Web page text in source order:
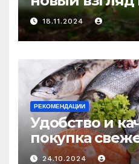
психоделику
18.11.2024
РЕКОМЕНДАЦИИ
Удобство и
покупка
рыбы онлайн
24.10.2024